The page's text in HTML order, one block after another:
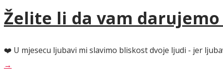
Želite li da vam
❤️ U mjesecu ljubavi mi slavimo bliskost dvoje ljudi - jer
→